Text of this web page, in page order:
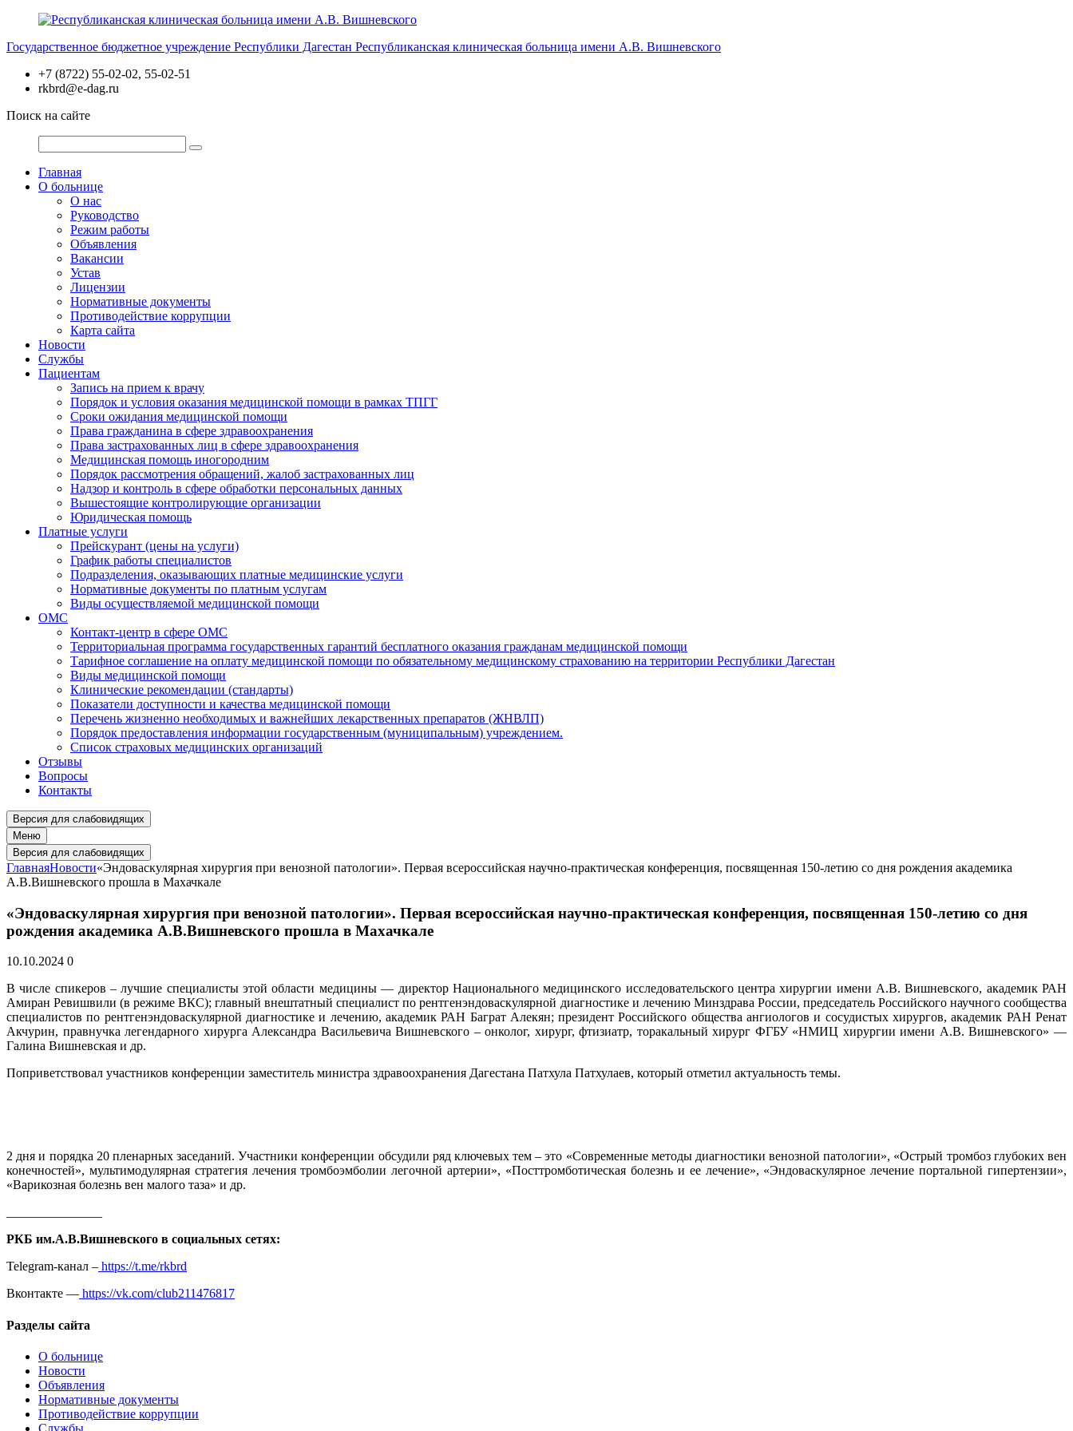
Перейти
содержимому
Государственное бюджетное учреждение Республики Дагестан Республиканская клиническая больница имени А.В. Вишневского
+7 (8722) 55-02-02, 55-02-51
rkbrd@e-dag.ru
Поиск на сайте
Главная
О больнице
О нас
Руководство
Режим работы
Объявления
Вакансии
Устав
Лицензии
Нормативные документы
Противодействие коррупции
Карта сайта
Новости
Службы
Пациентам
Запись на прием к врачу
Порядок и условия оказания медицинской помощи в рамках ТПГГ
Сроки ожидания медицинской помощи
Права гражданина в сфере здравоохранения
Права застрахованных лиц в сфере здравоохранения
Медицинская помощь иногородним
Порядок рассмотрения обращений, жалоб застрахованных лиц
Надзор и контроль в сфере обработки персональных данных
Вышестоящие контролирующие организации
Юридическая помощь
Платные услуги
Прейскурант (цены на услуги)
График работы специалистов
Подразделения, оказывающих платные медицинские услуги
Нормативные документы по платным услугам
Виды осуществляемой медицинской помощи
ОМС
Контакт-центр в сфере ОМС
Территориальная программа государственных гарантий бесплатного оказания гражданам медицинской помощи
Тарифное соглашение на оплату медицинской помощи по обязательному медицинскому страхованию на территории Республики Дагестан
Виды медицинской помощи
Клинические рекомендации (стандарты)
Показатели доступности и качества медицинской помощи
Перечень жизненно необходимых и важнейших лекарственных препаратов (ЖНВЛП)
Порядок предоставления информации государственным (муниципальным) учреждением.
Список страховых медицинских организаций
Отзывы
Вопросы
Контакты
Версия для слабовидящих
Меню
Версия для слабовидящих
ГлавнаяНовости«Эндоваскулярная хирургия при венозной патологии». Первая всероссийская научно-практическая конференция, посвященная 150-летию со дня рождения академика
А.В.Вишневского прошла в Махачкале
«Эндоваскулярная хирургия при венозной патологии». Первая всероссийская научно-практическая конференция, посвященная 150-летию со дня
рождения академика А.В.Вишневского прошла в Махачкале
10.10.2024 0
В числе спикеров – лучшие специалисты этой области медицины — директор Национального медицинского исследовательского центра хирургии имени А.В. Вишневского, академик РАН
Амиран Ревишвили (в режиме ВКС); главный внештатный специалист по рентгенэндоваскулярной диагностике и лечению Минздрава России, председатель Российского научного сообщества
специалистов по рентгенэндоваскулярной диагностике и лечению, академик РАН Баграт Алекян; президент Российского общества ангиологов и сосудистых хирургов, академик РАН Ренат
Акчурин, правнучка легендарного хирурга Александра Васильевича Вишневского – онколог, хирург, фтизиатр, торакальный хирург ФГБУ «НМИЦ хирургии имени А.В. Вишневского» —
Галина Вишневская и др.
Поприветствовал участников конференции заместитель министра здравоохранения Дагестана Патхула Патхулаев, который отметил актуальность темы.
2 дня и порядка 20 пленарных заседаний. Участники конференции обсудили ряд ключевых тем – это «Современные методы диагностики венозной патологии», «Острый тромбоз глубоких вен
конечностей», мультимодулярная стратегия лечения тромбоэмболии легочной артерии», «Посттромботическая болезнь и ее лечение», «Эндоваскулярное лечение портальной гипертензии»,
«Варикозная болезнь вен малого таза» и др.
РКБ им.А.В.Вишневского в социальных сетях:
Telegram-канал – https://t.me/rkbrd
Вконтакте — https://vk.com/club211476817
Разделы сайта
О больнице
Новости
Объявления
Нормативные документы
Противодействие коррупции
Службы